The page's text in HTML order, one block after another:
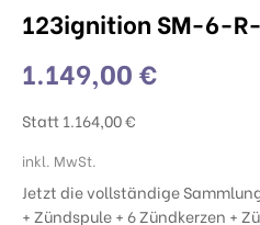
123ignition SM-6-
1.149,00 €
Statt 1.164,00 €
inkl. MwSt.
Jetzt die vollständige
+ Zündspule + 6 Zündkerzen +